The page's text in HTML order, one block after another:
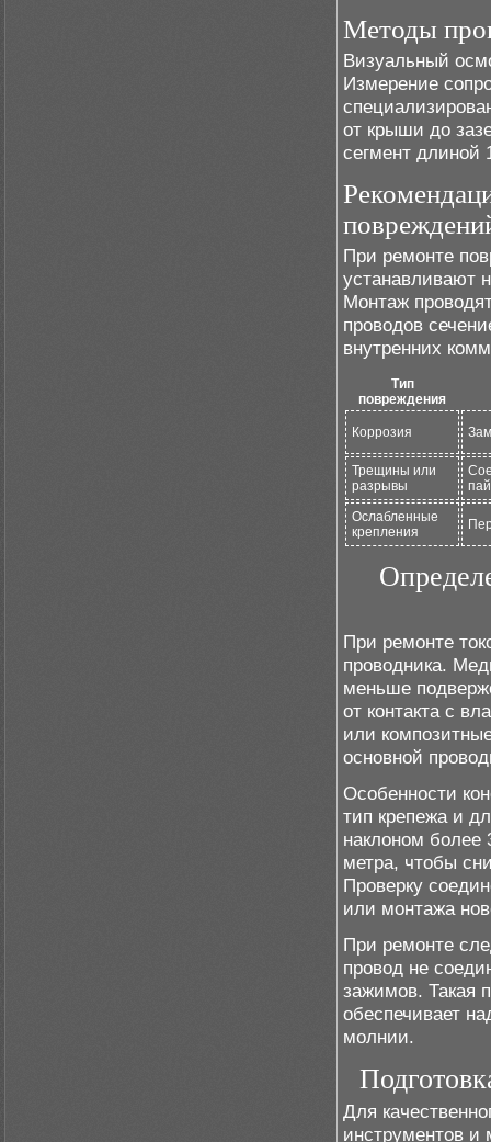
Методы
Визуальный
Измерение
от крыши до
сегмент длиной
При ремонте
устанавливают
Монтаж
проводов
внутренних
Тип
повреждения
Коррозия
Трещины или
разрывы
Ослабленные
крепления
При ремонте
проводника.
меньше
от контакта с
или
основной
Особенности
тип крепежа и
наклоном более
метра, чтобы
Проверку
или монтажа
При ремонте
провод не
зажимов. Такая
обеспечивает
молнии.
Для
инструментов и